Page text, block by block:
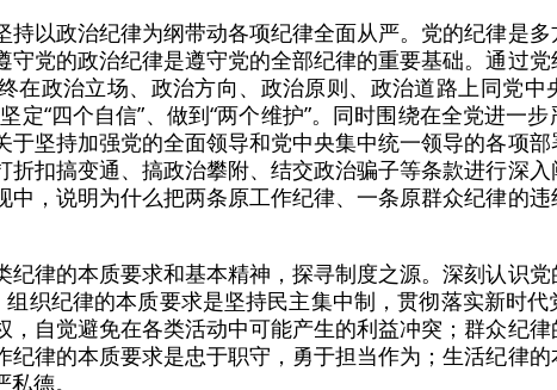
持以政治纪律为纲带动各项纪律全面从严。党的纪律是
党的政治纪律是遵守党的全部纪律的重要基础。通过
在政治立场、政治方向、政治原则、政治道路上同党中
定“四个自信”、做到“两个维护”。同时围绕在全党进一
于坚持加强党的全面领导和党中央集中统一领导的各项
扣搞变通、搞政治攀附、结交政治骗子等条款进行深
中，说明为什么把两条原工作纪律、一条原群众纪律的
纪律的本质要求和基本精神，探寻制度之源。深刻认识
组织纪律的本质要求是坚持民主集中制，贯彻落实新时
，自觉避免在各类活动中可能产生的利益冲突；群众纪
纪律的本质要求是忠于职守，勇于担当作为；生活纪律
德。